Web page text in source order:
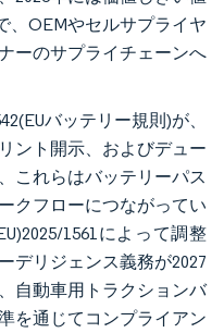
、OEMやセルサプライヤ
ーのサプライチェーンへ
バッテリー規則)が、
ント開示、およびデュー
これらはバッテリーパス
クフローにつながってい
1561によって調整
デリジェンス義務が2027
自動車用トラクションバ
を通じてコンプライアン